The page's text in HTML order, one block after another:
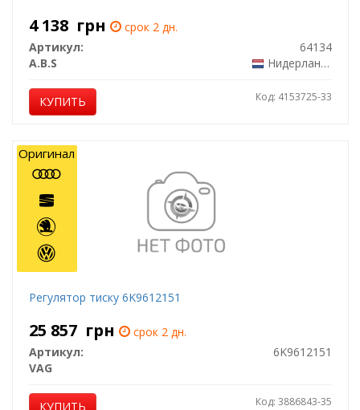
4 138 грн
срок 2 дн.
Артикул:
64134
A.B.S
Нидерланды
КУПИТЬ Код: 4153725-33
Регулятор тиску 6K9612151
25 857 грн
срок 2 дн.
Артикул:
6K9612151
VAG
КУПИТЬ Код: 3886843-35
Оригинал